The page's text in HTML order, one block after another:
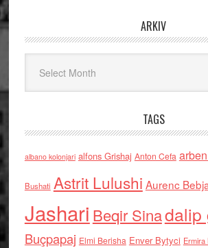
ARKIV
TAGS
albano kolonjari alfons Grishaj Anton Cefa
Bushati Astrit Lulushi Aurenc
Jashari Beqir Sinadalip
Buçpapaj Elmi Berisha Enver Bytyci Ermira